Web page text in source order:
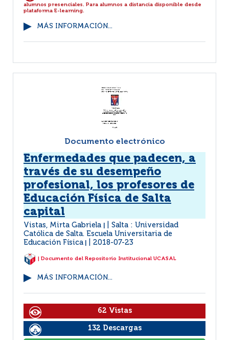
alumnos presenciales. Para alumnos a distancia disponible desde
plataforma E-learning.
MÁS INFORMACIÓN...
Documento electrónico
Enfermedades que padecen, a
través de su desempeño
profesional, los profesores de
Educación Física de Salta
capital
Vistas, Mirta Gabriela
Salta : Universidad
Católica de Salta. Escuela Universitaria de
Educación Física
2018-07-23
| Documento del Repositorio Institucional UCASAL
MÁS INFORMACIÓN...
62 Vistas
132 Descargas